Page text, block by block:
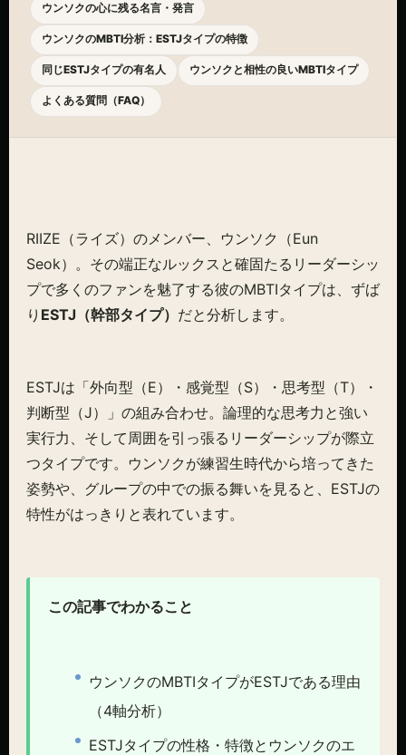
ウンソクの心に残る名言・発言
ウンソクのMBTI分析：ESTJタイプの特徴
同じESTJタイプの有名人 ウンソクと相性の良いMBTIタイプ
よくある質問（FAQ）
RIIZE（ライズ）のメンバー、ウンソク（Eun
Seok）。その端正なルックスと確固たるリーダーシッ
プで多くのファンを魅了する彼のMBTIタイプは、ずば
り ESTJ（幹部タイプ） だと分析します。
ESTJは「外向型（E）・感覚型（S）・思考型（T）・
判断型（J）」の組み合わせ。論理的な思考力と強い
実行力、そして周囲を引っ張るリーダーシップが際立
つタイプです。ウンソクが練習生時代から培ってきた
姿勢や、グループの中での振る舞いを見ると、ESTJの
特性がはっきりと表れています。
この記事でわかること
ウンソクのMBTIタイプがESTJである理由
（4軸分析）
ESTJタイプの性格・特徴とウンソクのエ